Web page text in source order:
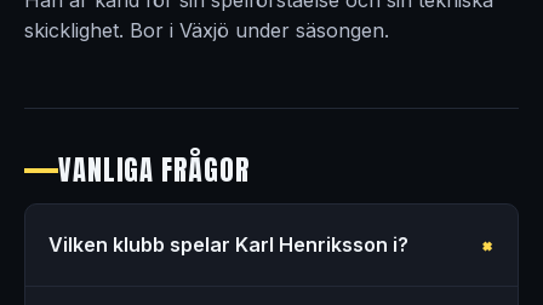
skicklighet. Bor i Växjö under säsongen.
VANLIGA FRÅGOR
Vilken klubb spelar Karl Henriksson i?